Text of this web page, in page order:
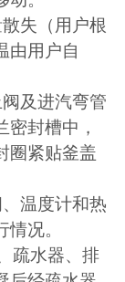
失（用户根
由用户自
及进汽弯管
封槽中，
圈紧贴釜盖
温度计和热
况。
疏水器、排